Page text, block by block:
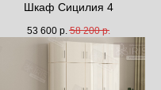
Шкаф Сицилия 4
53 600 р. 58 200 р.